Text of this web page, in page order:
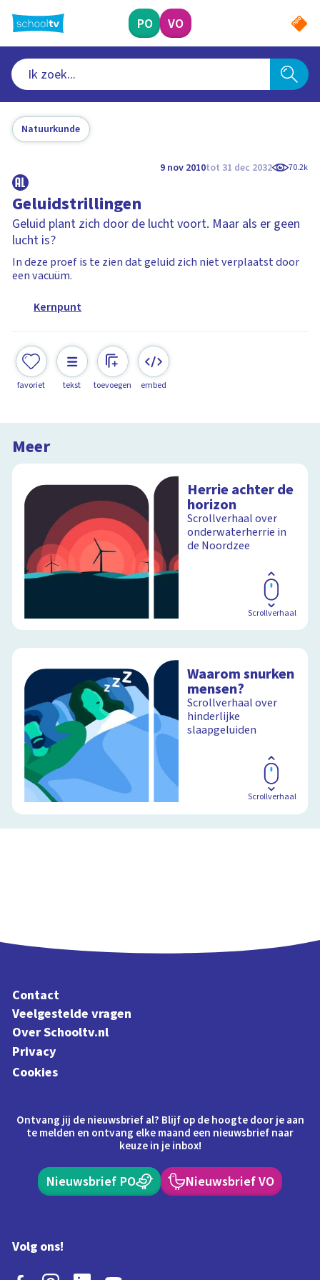
naar
hoofdinhoud
PO VO
Natuurkunde
9 nov 2010tot 31 dec 2032 70.2k
Geluidstrillingen
Geluid plant zich door de lucht voort. Maar als er geen
lucht is?
In deze proef is te zien dat geluid zich niet verplaatst door
een vacuüm.
Kernpunt
favoriet tekst toevoegen embed
Meer
Herrie achter de
horizon
Scrollverhaal over
onderwaterherrie in
de Noordzee
Scrollverhaal
Waarom snurken
mensen?
Scrollverhaal over
hinderlijke
slaapgeluiden
Scrollverhaal
Contact
Veelgestelde vragen
Over Schooltv.nl
Privacy
Cookies
Ontvang jij de nieuwsbrief al? Blijf op de hoogte door je aan
te melden en ontvang elke maand een nieuwsbrief naar
keuze in je inbox!
Nieuwsbrief PO Nieuwsbrief VO
Volg ons!